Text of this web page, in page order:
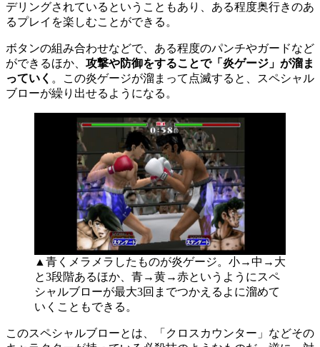
デリングされているということもあり、ある程度奥行きのあ
るプレイを楽しむことができる。
ボタンの組み合わせなどで、ある程度のパンチやガードなど
ができるほか、 攻撃や防御をすることで「炎ゲージ」が溜ま
っていく 。この炎ゲージが溜まって点滅すると、スペシャル
ブローが繰り出せるようになる。
▲青くメラメラしたものが炎ゲージ。小→中→大
と3段階あるほか、青→黄→赤というようにスペ
シャルブローが最大3回までつかえるよに溜めて
いくこともできる。
このスペシャルブローとは、「クロスカウンター」などその